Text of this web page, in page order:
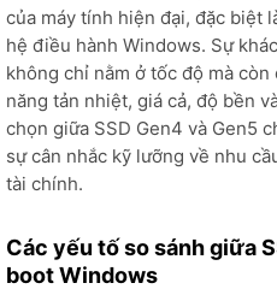
của máy tính hiện đại, đặc biệt
hệ điều hành Windows. Sự
không chỉ nằm ở tốc độ mà
năng tản nhiệt, giá cả, độ bền
chọn giữa SSD Gen4 và Gen5
sự cân nhắc kỹ lưỡng về nhu
tài chính.
Các yếu tố so sánh giữa
boot Windows